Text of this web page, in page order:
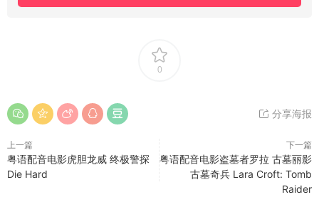
0
分享海报
上一篇
粤语配音电影虎胆龙威 终极警探
Die Hard
下一篇
粤语配音电影盗墓者罗拉 古墓丽影
古墓奇兵 Lara Croft: Tomb
Raider